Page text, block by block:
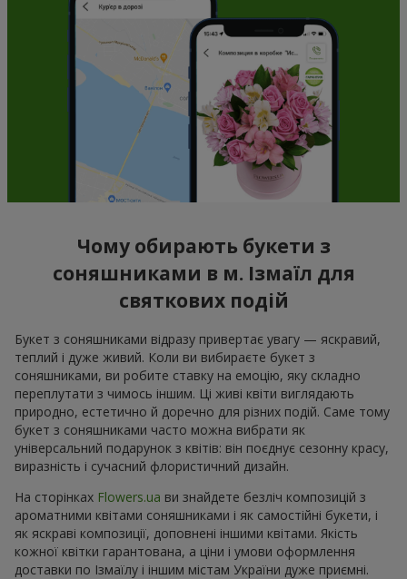
Чому обирають букети з
соняшниками в м. Ізмаїл для
святкових подій
Букет з соняшниками відразу привертає увагу — яскравий,
теплий і дуже живий. Коли ви вибираєте букет з
соняшниками, ви робите ставку на емоцію, яку складно
переплутати з чимось іншим. Ці живі квіти виглядають
природно, естетично й доречно для різних подій. Саме тому
букет з соняшниками часто можна вибрати як
універсальний подарунок з квітів: він поєднує сезонну красу,
виразність і сучасний флористичний дизайн.
На сторінках Flowers.ua ви знайдете безліч композицій з
ароматними квітами соняшниками і як самостійні букети, і
як яскраві композиції, доповнені іншими квітами. Якість
кожної квітки гарантована, а ціни і умови оформлення
доставки по Ізмаїлу і іншим містам України дуже приємні.